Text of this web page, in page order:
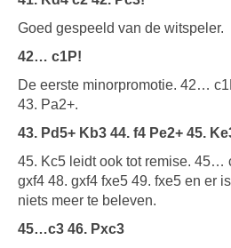
Goed gespeeld van de witspeler.
42… c1P!
De eerste minorpromotie. 42…
43. Pa2+.
43. Pd5+ Kb3 44. f4 Pe2+ 45.
45. Kc5 leidt ook tot remise. 45…
gxf4 48. gxf4 fxe5 49. fxe5 en er
niets meer te beleven.
45…c3 46. Pxc3